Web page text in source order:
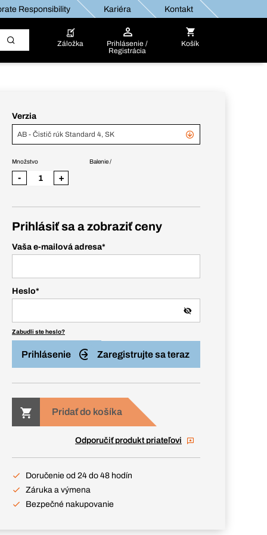
Responsibility Kariéra Kontakt
Záložka
Prihlásenie /
Registrácia
Košík
Verzia
AB - Čistič rúk Standard 4, SK
Balenie /
Množstvo
- +
Prihlásiť sa a zobraziť ceny
Vaša e-mailová adresa*
Heslo*
Zabudli ste heslo?
Prihlásenie Zaregistrujte sa teraz
Pridať do košíka
Odporučiť produkt priateľovi
Doručenie od 24 do 48 hodín
Záruka a výmena
Bezpečné nakupovanie